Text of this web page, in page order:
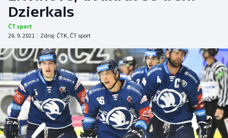
Tenis
Atletika
Cyklistika
DALŠÍ SPORTY
Americký fotbal
Baseball a softbal
NEPŘEHLÉDNĚTE
Soutěže
Dzierkals
ČT sport
26. 9. 2021 | Zdroj: ČTK, ČT sport